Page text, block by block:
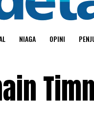
NIAGA OPINI